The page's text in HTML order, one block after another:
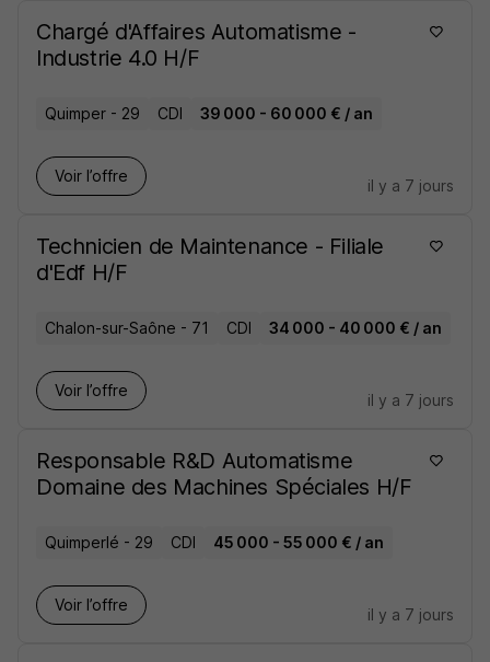
Chargé d'Affaires Automatisme -
Industrie 4.0 H/F
Quimper - 29 CDI 39 000 - 60 000 € / an
Voir l’offre
il y a 7 jours
Technicien de Maintenance - Filiale
d'Edf H/F
Chalon-sur-Saône - 71 CDI 34 000 - 40 000 € / an
Voir l’offre
il y a 7 jours
Responsable R&D Automatisme
Domaine des Machines Spéciales H/F
Quimperlé - 29 CDI 45 000 - 55 000 € / an
Voir l’offre
il y a 7 jours